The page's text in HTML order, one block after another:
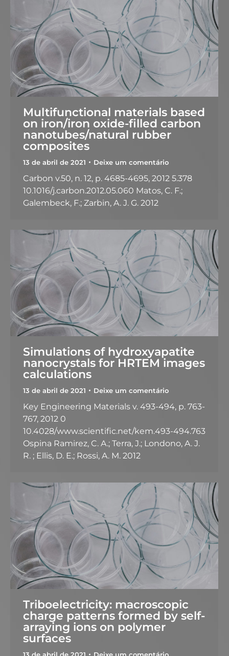
Multifunctional materials based
on iron/iron oxide-filled carbon
nanotubes/natural rubber
composites
13 de abril de 2021 Deixe um comentário
Carbon v.50, n. 12, p. 4685-4695, 2012 5.378
10.1016/j.carbon.2012.05.060 Matos, C. F.;
Galembeck, F.; Zarbin, A. J. G. 2012
Simulations of hydroxyapatite
nanocrystals for HRTEM images
calculations
13 de abril de 2021 Deixe um comentário
Key Engineering Materials v. 493-494, p. 763-
767, 2012 0
10.4028/www.scientific.net/kem.493-494.763
Ospina Ramirez, C. A.; Terra, J.; Londono, A. J.
R. ; Ellis, D. E.; Rossi, A. M. 2012
Triboelectricity: macroscopic
charge patterns formed by self-
arraying ions on polymer
surfaces